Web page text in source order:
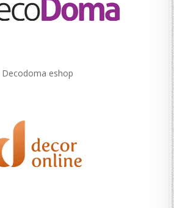
Decodoma eshop